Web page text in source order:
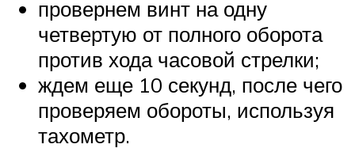
провернем винт на одну
четвертую от полного оборота
против хода часовой стрелки;
ждем еще 10 секунд, после чего
проверяем обороты, используя
тахометр.